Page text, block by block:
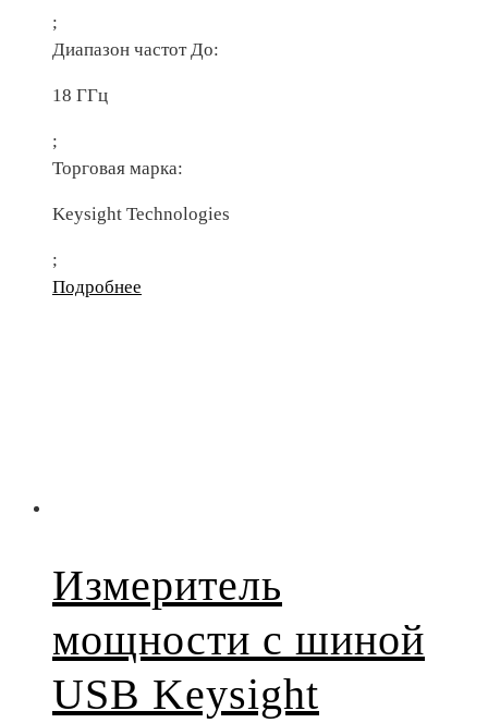
;
Диапазон частот До:
18 ГГц
;
Торговая марка:
Keysight Technologies
;
Подробнее
Измеритель
мощности с шиной
USB Keysight